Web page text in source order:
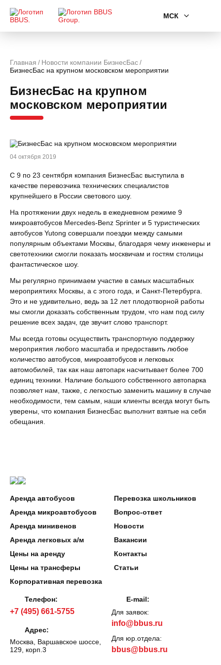
МСК
Главная
Новости компании БизнесБас
БизнесБас на крупном московском мероприятии
БизнесБас на крупном
московском мероприятии
04 октября 2019
С 9 по 23 сентября компания БизнесБас выступила в
качестве перевозчика технических специалистов
крупнейшего в России светового шоу.
На протяжении двух недель в ежедневном режиме 9
микроавтобусов Mercedes-Benz Sprinter и 5 туристических
автобусов Yutong совершали поездки между самыми
популярным объектами Москвы, благодаря чему инженеры и
светотехники смогли показать москвичам и гостям столицы
фантастическое шоу.
Мы регулярно принимаем участие в самых масштабных
мероприятиях Москвы, а с этого года, и Санкт-Петербурга.
Это и не удивительно, ведь за 12 лет плодотворной работы
мы смогли доказать собственным трудом, что нам под силу
решение всех задач, где звучит слово транспорт.
Мы всегда готовы осуществить транспортную поддержку
мероприятия любого масштаба и предоставить любое
количество автобусов, микроавтобусов и легковых
автомобилей, так как наш автопарк насчитывает более 700
единиц техники. Наличие большого собственного автопарка
позволяет нам, также, с легкостью заменить машину в случае
необходимости, тем самым, наши клиенты всегда могут быть
уверены, что компания БизнесБас выполнит взятые на себя
обещания.
Аренда автобусов
Аренда микроавтобусов
Аренда минивенов
Аренда легковых а/м
Цены на аренду
Цены на трансферы
Корпоративная перевозка
Перевозка школьников
Вопрос-ответ
Новости
Вакансии
Контакты
Статьи
Телефон:
+7 (495) 661-5755
Адрес:
Москва, Варшавское шоссе,
129, корп.3
E-mail:
Для заявок:
info@bbus.ru
Для юр.отдела:
bbus@bbus.ru